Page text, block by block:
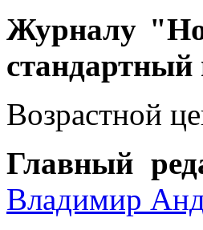
Журналу
стандартный
Возрастной
Главный
Владимир